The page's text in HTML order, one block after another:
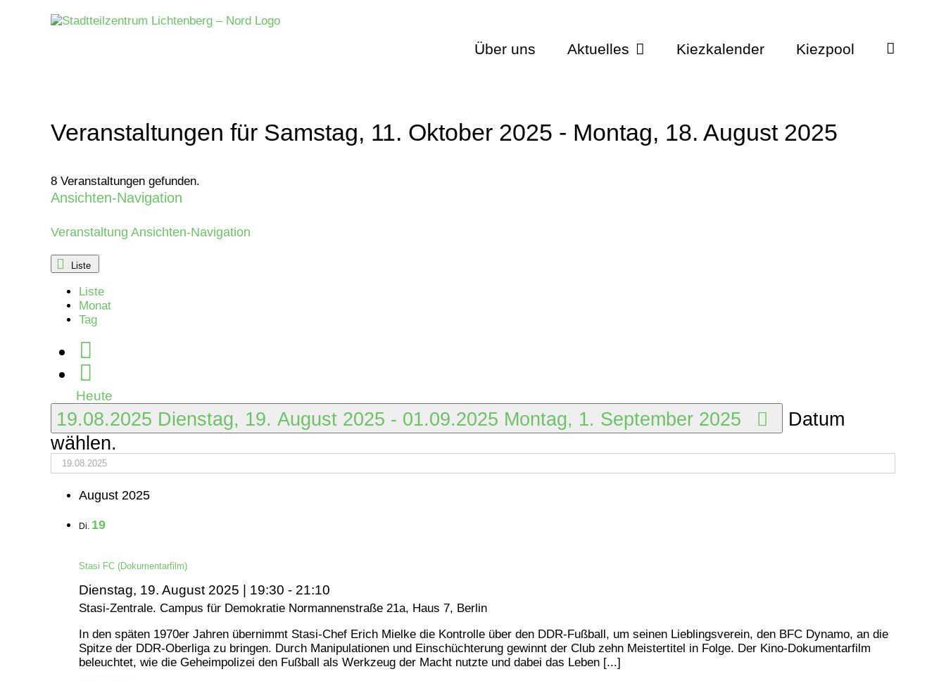
Über uns Aktuelles Kiezkalender Kiezpool
Veranstaltungen für Samstag, 11. Oktober 2025 - Montag, 18. August 2025
8 Veranstaltungen gefunden.
Veranstaltungen
Ansichten-Navigation
Veranstaltung Ansichten-Navigation
Liste
Liste
Monat
Tag
Heute
19.08.2025 Dienstag, 19. August 2025 - 01.09.2025 Montag, 1. September 2025
Datum
wählen.
August 2025
Di. 19
Stasi FC (Dokumentarfilm)
Dienstag, 19. August 2025 | 19:30 - 21:10
Stasi-Zentrale. Campus für Demokratie Normannenstraße 21a, Haus 7, Berlin
In den späten 1970er Jahren übernimmt Stasi-Chef Erich Mielke die Kontrolle über den DDR-Fußball, um seinen Lieblingsverein, den BFC Dynamo, an die
Spitze der DDR-Oberliga zu bringen. Durch Manipulationen und Einschüchterung gewinnt der Club zehn Meistertitel in Folge. Der Kino-Dokumentarfilm
beleuchtet, wie die Geheimpolizei den Fußball als Werkzeug der Macht nutzte und dabei das Leben [...]